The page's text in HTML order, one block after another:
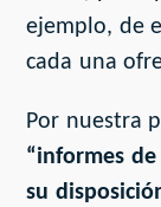
ejemplo, de
cada una
Por nuestra
“informes
su